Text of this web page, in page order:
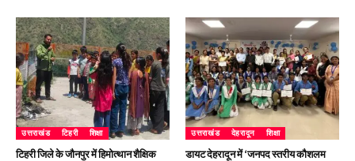
उत्तराखंड टिहरी शिक्षा
टिहरी जिले के जौनपुर में हिमोत्थान शैक्षिक
उत्तराखंड देहरादून शिक्षा
डायट देहरादून में ‘जनपद स्तरीय कौशलम